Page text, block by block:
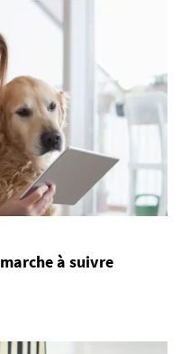
à suivre